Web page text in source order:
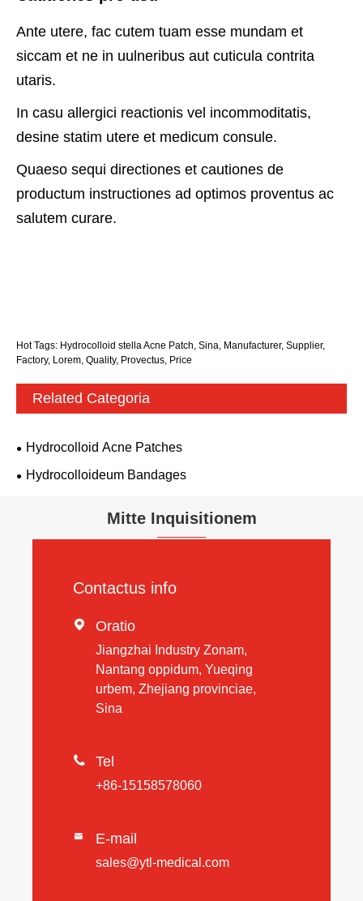
Ante utere, fac cutem tuam esse mundam et
siccam et ne in uulneribus aut cuticula contrita
utaris.
In casu allergici reactionis vel incommoditatis,
desine statim utere et medicum consule.
Quaeso sequi directiones et cautiones de
productum instructiones ad optimos proventus ac
salutem curare.
Hot Tags: Hydrocolloid stella Acne Patch, Sina, Manufacturer, Supplier,
Factory, Lorem, Quality, Provectus, Price
Related Categoria
Hydrocolloid Acne Patches
Hydrocolloideum Bandages
Mitte Inquisitionem
Contactus info
 Oratio
Jiangzhai Industry Zonam,
Nantang oppidum, Yueqing
urbem, Zhejiang provinciae,
Sina
 Tel
+86-15158578060
 E-mail
sales@ytl-medical.com